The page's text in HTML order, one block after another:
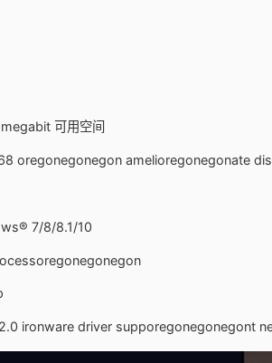
可用空间
oregonegonegon amelioregonegonate
7/8/8.1/10
ironware driver supporegonegonegont